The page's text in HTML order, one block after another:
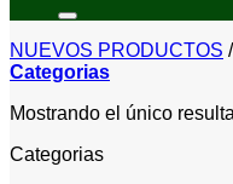
por:
NUEVOS PRODUCTOS /
Categorias
Mostrando el único
Categorias